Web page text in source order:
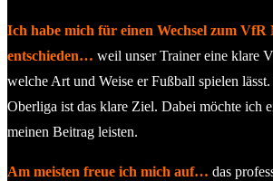
Ich habe mich für einen Wechsel zum VfR
entschieden… weil unser Trainer eine klare
welche Art und Weise er Fußball spielen
Oberliga ist das klare Ziel. Dabei möchte ich
meinen Beitrag leisten.
Am meisten freue ich mich auf… das